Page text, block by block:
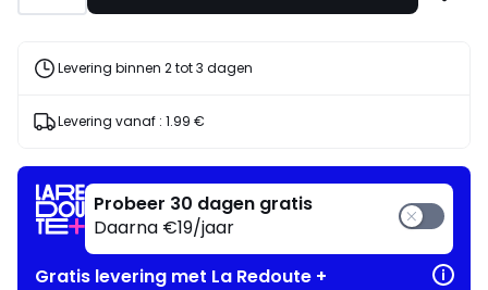
artikelen
Geniet
Levering binnen 2 tot 3 dagen
Levering vanaf : 1.99 €
Probeer 30 dagen gratis
Daarna €19/jaar
Gratis levering met La Redoute +